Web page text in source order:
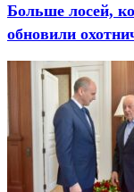
Больше лосей,
обновили